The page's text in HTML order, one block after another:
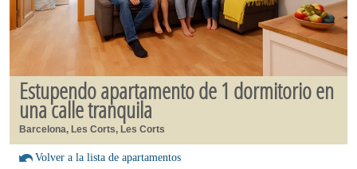
Estupendo apartamento de 1 dormitorio en
una calle tranquila
Barcelona, Les Corts, Les Corts
Volver a la lista de apartamentos